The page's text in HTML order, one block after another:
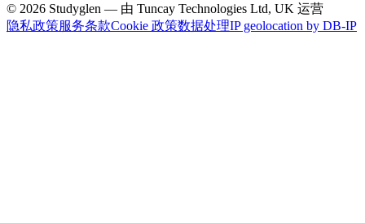
© 2026 Studyglen — 由 Tuncay Technologies Ltd, UK 运营
隐私政策服务条款Cookie 政策数据处理IP geolocation by DB-IP